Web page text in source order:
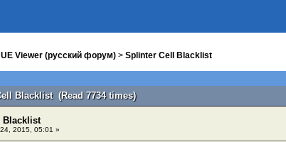
UE Viewer (русский форум) > Splinter Cell Blacklist
Blacklist (Read 7734 times)
Blacklist
2015, 05:01 »